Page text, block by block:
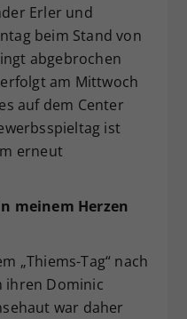
Erler und
beim Stand von
abgebrochen
am Mittwoch
auf dem Center
ist
erneut
meinem Herzen
„Thiems-Tag“ nach
ihren Dominic
war daher